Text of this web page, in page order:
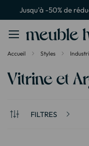
Jusqu'à -50% de
Accueil Styles
Vitrine et
FILTRES
Panneau de gestion des